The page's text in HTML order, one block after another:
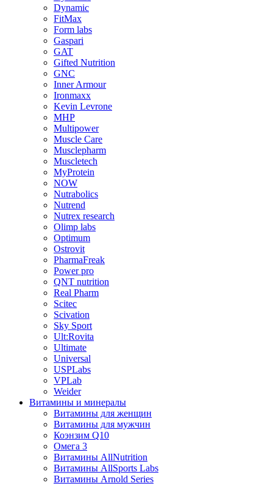
Dynamic
FitMax
Form labs
Gaspari
GAT
Gifted Nutrition
GNC
Inner Armour
Ironmaxx
Kevin Levrone
MHP
Multipower
Muscle Care
Musclepharm
Muscletech
MyProtein
NOW
Nutrabolics
Nutrend
Nutrex research
Olimp labs
Optimum
Ostrovit
PharmaFreak
Power pro
QNT nutrition
Real Pharm
Scitec
Scivation
Sky Sport
Ult:Rovita
Ultimate
Universal
USPLabs
VPLab
Weider
Витамины и минералы
Витамины для женщин
Витамины для мужчин
Коэнзим Q10
Омега 3
Витамины AllNutrition
Витамины AllSports Labs
Витамины Arnold Series